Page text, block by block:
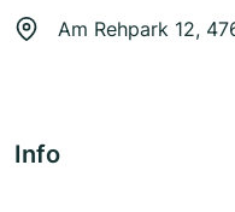
Am Rehpark 12,
Info